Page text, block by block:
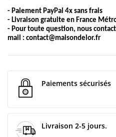
- Paiement PayPal 4x sans frais
- Livraison gratuite en France
- Pour toute question, nous
mail : contact@maisondelor.fr
Paiements sécurisés
Livraison 2-5 jours.